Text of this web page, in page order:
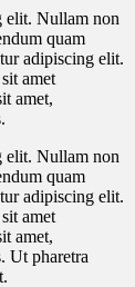
elit. Nullam non
quam
adipiscing elit.
amet
amet,
elit. Nullam non
quam
adipiscing elit.
amet
amet,
Ut pharetra